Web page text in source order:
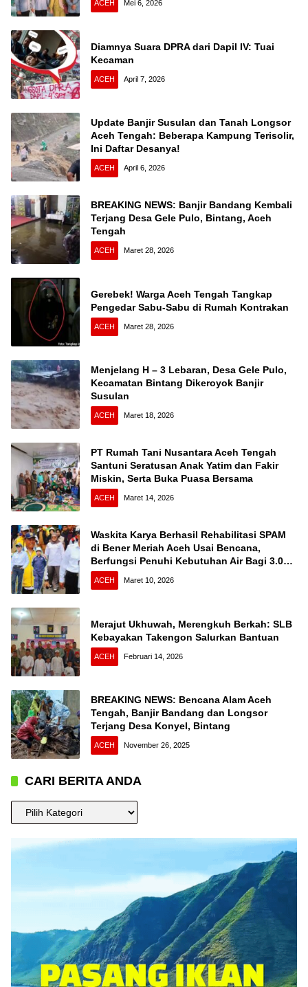
ACEH Mei 6, 2026
Diamnya Suara DPRA dari Dapil IV: Tuai
Kecaman
ACEH April 7, 2026
Update Banjir Susulan dan Tanah Longsor
Aceh Tengah: Beberapa Kampung Terisolir,
Ini Daftar Desanya!
ACEH April 6, 2026
BREAKING NEWS: Banjir Bandang Kembali
Terjang Desa Gele Pulo, Bintang, Aceh
Tengah
ACEH Maret 28, 2026
Gerebek! Warga Aceh Tengah Tangkap
Pengedar Sabu-Sabu di Rumah Kontrakan
ACEH Maret 28, 2026
Menjelang H – 3 Lebaran, Desa Gele Pulo,
Kecamatan Bintang Dikeroyok Banjir
Susulan
ACEH Maret 18, 2026
PT Rumah Tani Nusantara Aceh Tengah
Santuni Seratusan Anak Yatim dan Fakir
Miskin, Serta Buka Puasa Bersama
ACEH Maret 14, 2026
Waskita Karya Berhasil Rehabilitasi SPAM
di Bener Meriah Aceh Usai Bencana,
Berfungsi Penuhi Kebutuhan Air Bagi 3.000
KK
ACEH Maret 10, 2026
Merajut Ukhuwah, Merengkuh Berkah: SLB
Kebayakan Takengon Salurkan Bantuan
ACEH Februari 14, 2026
BREAKING NEWS: Bencana Alam Aceh
Tengah, Banjir Bandang dan Longsor
Terjang Desa Konyel, Bintang
ACEH November 26, 2025
CARI BERITA ANDA
CARI
BERITA